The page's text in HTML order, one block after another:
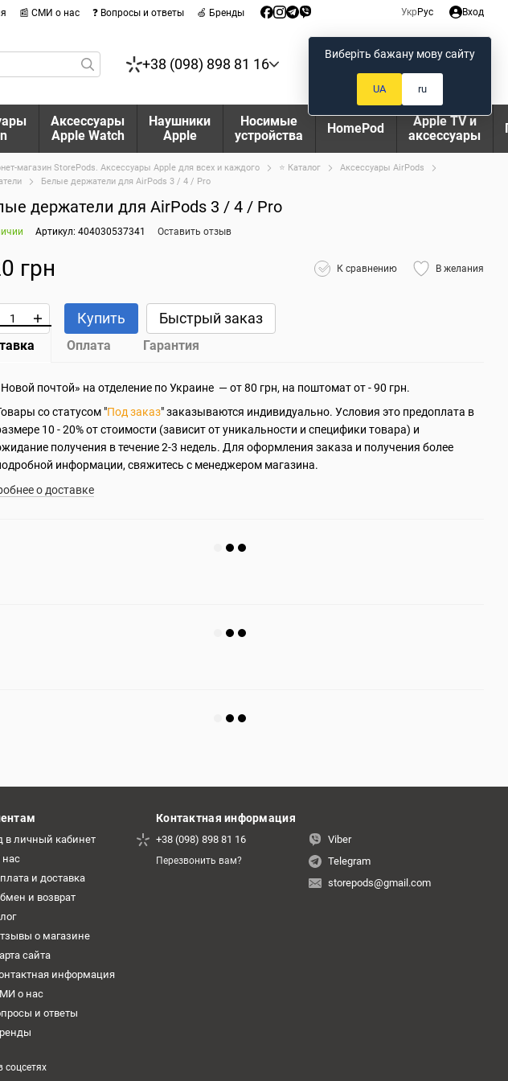
📰 СМИ о нас ❓ Вопросы и ответы 🍏 Бренды Укр Рус Вход
+38 (098) 898 81 16 Мой заказ
Аксессуары
Apple Watch
Наушники
Apple
Носимые
устройства
HomePod
Apple TV и
аксессуары
магазин StorePods. Аксессуары Apple для всех и каждого ⭐ Каталог
Аксессуары AirPods
Белые держатели для AirPods 3 / 4 / Pro
держатели для AirPods 3 / 4 / Pro
Артикул: 404030537341 Оставить отзыв
грн К сравнению В желания
Купить Быстрый заказ
Оплата Гарантия
почтой» на отделение по Украине — от 80 грн, на поштомат от - 90 грн.
со статусом "Под заказ" заказываются индивидуально. Условия это предоплата в
10 - 20% от стоимости (зависит от уникальности и специфики товара) и
получения в течение 2-3 недель. Для оформления заказа и получения более
информации, свяжитесь с менеджером магазина.
о доставке
в личный кабинет
нас
и доставка
и возврат
о магазине
сайта
информация
о нас
и ответы
соцсетях
Контактная информация
+38 (098) 898 81 16
Перезвонить вам?
Viber
Telegram
storepods@gmail.com
Виберіть бажану мову сайту
UA ru